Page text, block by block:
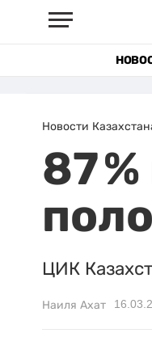
Новости
87
ЦИК
Наиля Ахат